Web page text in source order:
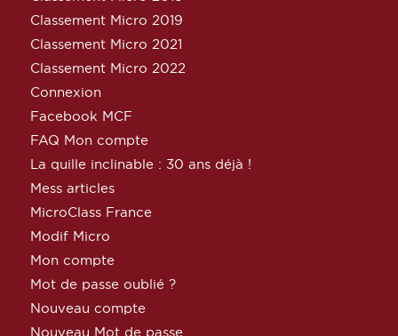
Classement Micro 2019
Classement Micro 2021
Classement Micro 2022
Connexion
Facebook MCF
FAQ Mon compte
La quille inclinable : 30 ans déjà !
Mess articles
MicroClass France
Modif Micro
Mon compte
Mot de passe oublié ?
Nouveau compte
Nouveau Mot de passe